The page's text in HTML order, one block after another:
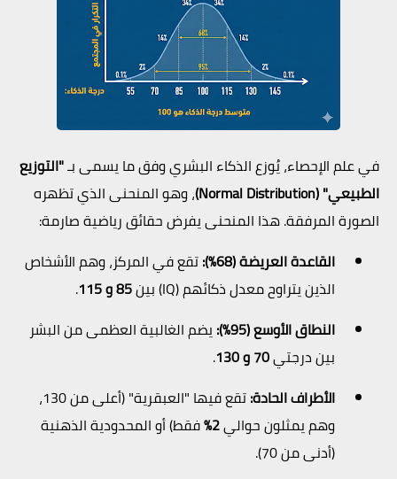
في علم الإحصاء، يُوزع الذكاء البشري وفق ما يسمى بـ"التوزيع
الطبيعي" (Normal Distribution)
، وهو المنحنى الذي تظهره
الصورة المرفقة. هذا المنحنى يفرض حقائق رياضية صارمة:
القاعدة العريضة (68%):
تقع في المركز، وهم الأشخاص
الذين يتراوح معدل ذكائهم (IQ) بين
85 و 115
.
النطاق الأوسع (95%):
يضم الغالبية العظمى من البشر
بين درجتي70 و 130
.
الأطراف الحادة:
تقع فيها "العبقرية" (أعلى من 130،
وهم يمثلون حوالي2% فقط) أو المحدودية الذهنية
(أدنى من 70).